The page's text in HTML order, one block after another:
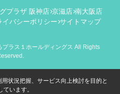
プラザ 阪神店 京滋店 南大阪店
イバシーポリシー サイトマップ
ラス１ホールディングス All Rights
状況把握、サービス向上検討を目的と
います。